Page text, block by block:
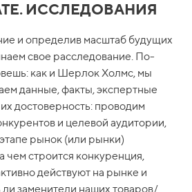
ИССЛЕДОВАНИЯ
и определив масштаб будущих
свое расследование. По-
как и Шерлок Холмс, мы
данные, факты, экспертные
достоверность: проводим
и целевой аудитории,
рынок (или рынки)
чем строится конкуренция,
действуют на рынке и
ли заменители наших товаров/